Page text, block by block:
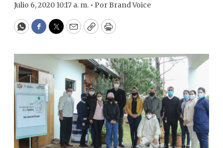
Julio 6, 2020 10:17 a. m. • PorBrand Voice
WhatsApp
Facebook
Twitter
EmailCopyPrint